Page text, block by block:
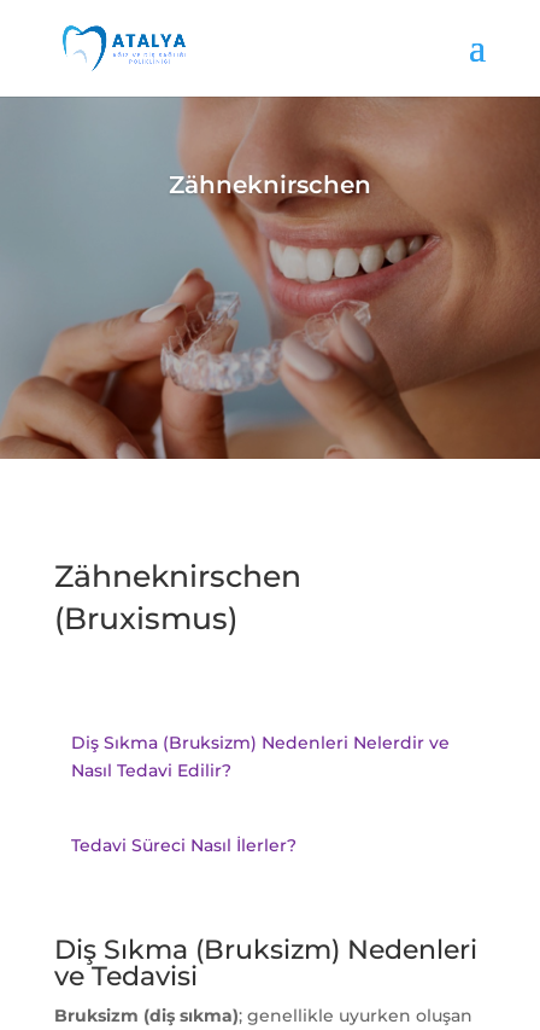
Zähneknirschen
Zähneknirschen
(Bruxismus)
Diş Sıkma (Bruksizm) Nedenleri Nelerdir ve
Nasıl Tedavi Edilir?
Tedavi Süreci Nasıl İlerler?
Diş Sıkma (Bruksizm) Nedenleri
ve Tedavisi
Bruksizm (diş sıkma); genellikle uyurken oluşan